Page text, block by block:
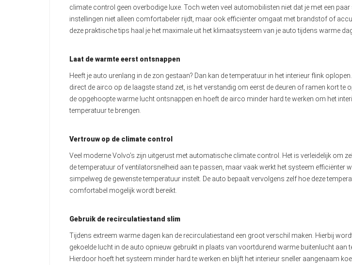
climate control geen overbodige luxe. Toch weten veel automobilisten niet dat je met een
instellingen niet alleen comfortabeler rijdt, maar ook efficiënter omgaat met brandstof of
deze praktische tips haal je het maximale uit het klimaatsysteem van je auto tijdens warme
Laat de warmte eerst ontsnappen
Heeft je auto urenlang in de zon gestaan? Dan kan de temperatuur in het interieur flink
direct de airco op de laagste stand zet, is het verstandig om eerst de deuren of ramen kort te
de opgehoopte warme lucht ontsnappen en hoeft de airco minder hard te werken om het
temperatuur te brengen.
Vertrouw op de climate control
Veel moderne Volvo’s zijn uitgerust met automatische climate control. Het is verleidelijk om
de temperatuur of ventilatorsnelheid aan te passen, maar vaak werkt het systeem efficiënter
simpelweg de gewenste temperatuur instelt. De auto bepaalt vervolgens zelf hoe deze
comfortabel mogelijk wordt bereikt.
Gebruik de recirculatiestand slim
Tijdens extreem warme dagen kan de recirculatiestand een groot verschil maken. Hierbij
gekoelde lucht in de auto opnieuw gebruikt in plaats van voortdurend warme buitenlucht aan
Hierdoor hoeft het systeem minder hard te werken en blijft het interieur sneller aangenaam